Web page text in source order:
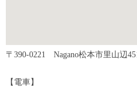
〒390-0221 Nagano松本市里山辺
【電車】